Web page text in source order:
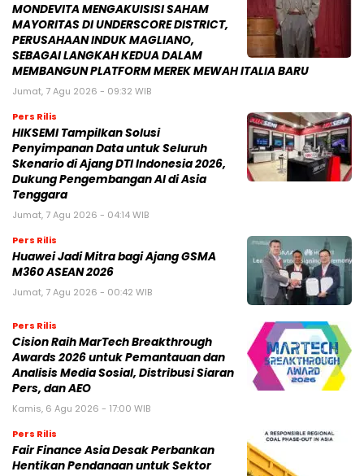
MONDEVITA MENGAKUISISI SAHAM
MAYORITAS DI UNDERSCORE DISTRICT,
PERUSAHAAN INDUK MAGLIANO,
SEBAGAI LANGKAH KEDUA DALAM
MEMBANGUN PLATFORM MEREK MEWAH ITALIA BARU
Jumat, 7 Agu 2026 - 09:32 WIB
Pers Rilis
HIKSEMI Tampilkan Solusi
Penyimpanan Data untuk Seluruh
Skenario di Ajang DTI Indonesia 2026,
Dukung Pengembangan AI di Asia
Tenggara
Jumat, 7 Agu 2026 - 04:14 WIB
Pers Rilis
Huawei Jadi Mitra bagi Ajang GSMA
M360 ASEAN 2026
Jumat, 7 Agu 2026 - 00:42 WIB
Pers Rilis
Cision Raih MarTech Breakthrough
Awards 2026 untuk Pemantauan dan
Analisis Media Sosial, Distribusi Siaran
Pers, dan AEO
Kamis, 6 Agu 2026 - 17:00 WIB
Pers Rilis
Fair Finance Asia Desak Perbankan
Hentikan Pendanaan untuk Sektor